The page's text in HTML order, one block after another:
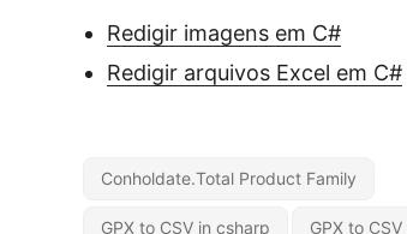
Redigir imagens em C#
Redigir arquivos Excel em C#
Conholdate.Total Product Family
GPX to CSV in csharp GPX to